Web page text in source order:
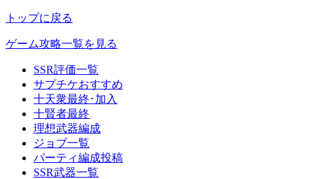
トップに戻る
ゲーム攻略一覧を見る
SSR評価一覧
サプチケおすすめ
十天衆最終･加入
十賢者最終
理想武器編成
ジョブ一覧
パーティ編成投稿
SSR武器一覧